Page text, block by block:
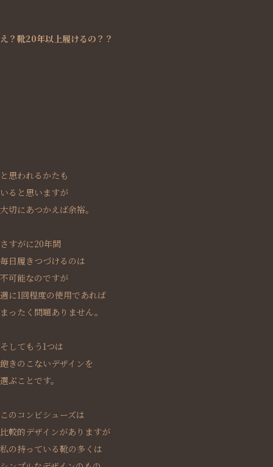
え？靴20年以上履けるの？？
と思われるかたも
いると思いますが
大切にあつかえば余裕。
さすがに20年間
毎日履きつづけるのは
不可能なのですが
週に1回程度の使用であれば
まったく問題ありません。
そしてもう1つは
飽きのこないデザインを
選ぶことです。
このコンビシューズは
比較的デザインがありますが
私の持っている靴の多くは